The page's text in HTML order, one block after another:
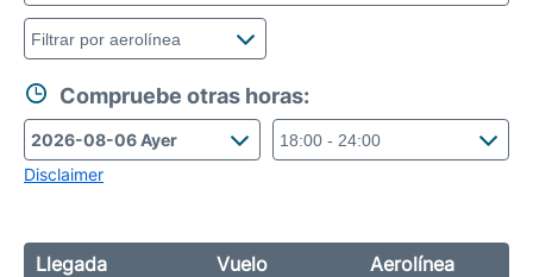
Compruebe otras horas:
Disclaimer
Llegada Vuelo
Aerolínea